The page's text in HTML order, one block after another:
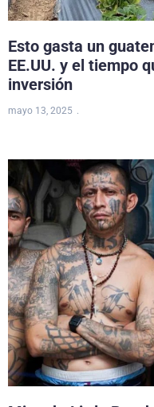
Esto gasta un
EE.UU. y el tiempo
inversión
mayo 13, 2025